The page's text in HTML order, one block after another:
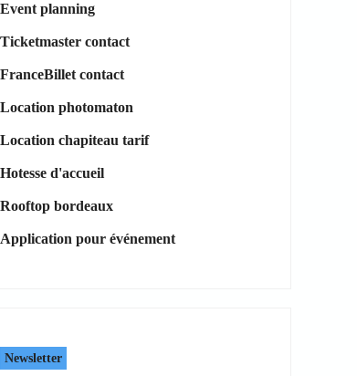
Event planning
Ticketmaster contact
FranceBillet contact
Location photomaton
Location chapiteau tarif
Hotesse d'accueil
Rooftop bordeaux
Application pour événement
Newsletter